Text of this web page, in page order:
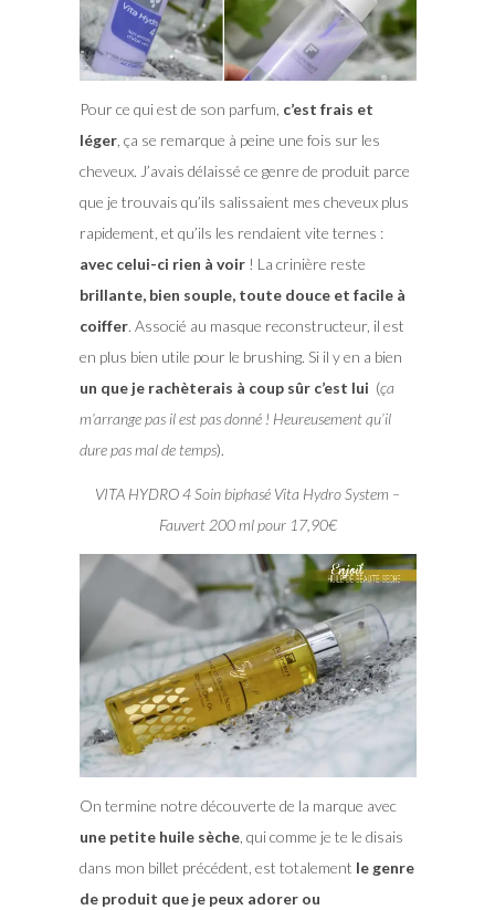
Pour ce qui est de son parfum, c’est frais et
léger, ça se remarque à peine une fois sur les
cheveux. J’avais délaissé ce genre de produit parce
que je trouvais qu’ils salissaient mes cheveux plus
rapidement, et qu’ils les rendaient vite ternes :
avec celui-ci rien à voir! La crinière reste
brillante, bien souple, toute douce et facile à
coiffer. Associé au masque reconstructeur, il est
en plus bien utile pour le brushing. Si il y en a bien
un que je rachèterais à coup sûr c’est lui (ça
m’arrange pas il est pas donné ! Heureusement qu’il
dure pas mal de temps).
VITA HYDRO 4 Soin biphasé Vita Hydro System –
Fauvert 200 ml pour 17,90€
On termine notre découverte de la marque avec
une petite huile sèche, qui comme je te le disais
dans mon billet précédent, est totalement le genre
de produit que je peux adorer ou